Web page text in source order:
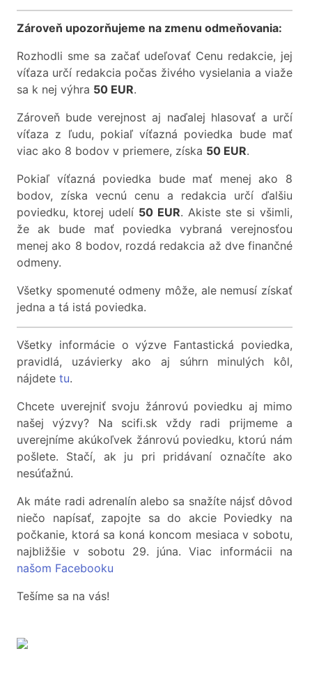
Zároveň upozorňujeme na zmenu odmeňovania:
Rozhodli sme sa začať udeľovať Cenu redakcie, jej
víťaza určí redakcia počas živého vysielania a viaže
sa k nej výhra 50 EUR.
Zároveň bude verejnost aj naďalej hlasovať a určí
víťaza z ľudu, pokiaľ víťazná poviedka bude mať
viac ako 8 bodov v priemere, získa 50 EUR.
Pokiaľ víťazná poviedka bude mať menej ako 8
bodov, získa vecnú cenu a redakcia určí ďalšiu
poviedku, ktorej udelí 50 EUR. Akiste ste si všimli,
že ak bude mať poviedka vybraná verejnosťou
menej ako 8 bodov, rozdá redakcia až dve finančné
odmeny.
Všetky spomenuté odmeny môže, ale nemusí získať
jedna a tá istá poviedka.
Všetky informácie o výzve Fantastická poviedka,
pravidlá, uzávierky ako aj súhrn minulých kôl,
nájdete tu.
Chcete uverejniť svoju žánrovú poviedku aj mimo
našej výzvy? Na scifi.sk vždy radi prijmeme a
uverejníme akúkoľvek žánrovú poviedku, ktorú nám
pošlete. Stačí, ak ju pri pridávaní označíte ako
nesúťažnú.
Ak máte radi adrenalín alebo sa snažíte nájsť dôvod
niečo napísať, zapojte sa do akcie Poviedky na
počkanie, ktorá sa koná koncom mesiaca v sobotu,
najbližšie v sobotu 29. júna. Viac informácii na
našom Facebooku
Tešíme sa na vás!